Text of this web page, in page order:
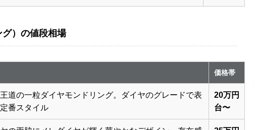
）の値段相場
価格帯
道の一粒ダイヤモンドリング。ダイヤのグレードで表
番スタイル
20万円
台〜